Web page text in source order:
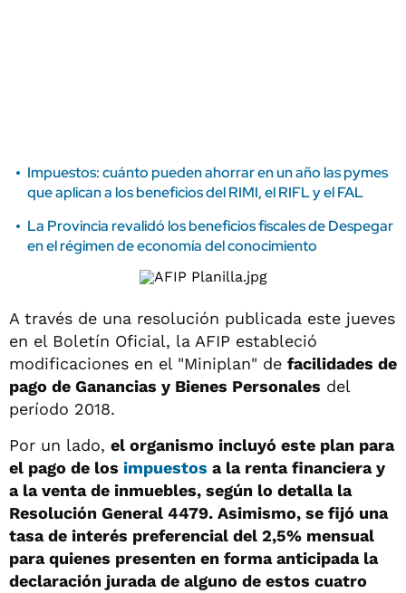
Impuestos: cuánto pueden ahorrar en un año las pymes
que aplican a los beneficios del RIMI, el RIFL y el FAL
La Provincia revalidó los beneficios fiscales de Despegar
en el régimen de economía del conocimiento
A través de una resolución publicada este jueves
en el Boletín Oficial, la AFIP estableció
modificaciones en el "Miniplan" de facilidades de
pago de Ganancias y Bienes Personales del
período 2018.
Por un lado, el organismo incluyó este plan para
el pago de los impuestos a la renta financiera y
a la venta de inmuebles, según lo detalla la
Resolución General 4479. Asimismo, se fijó una
tasa de interés preferencial del 2,5% mensual
para quienes presenten en forma anticipada la
declaración jurada de alguno de estos cuatro